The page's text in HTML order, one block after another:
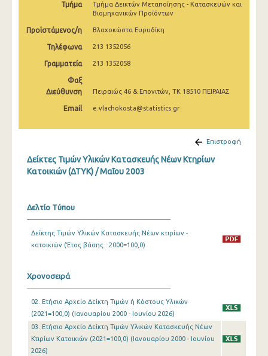
Ιουλίου 2025
Ιουνίου 2025
Απριλίου 2025
Μαρτίου 2025
Δεκεμβρίου 2024
Οκτωβρίου 2024
Αυγούστου 2024
Ιουνίου 2024
Μαΐου 2024
Τμήμα
Τμήμα Δεικτών Μεταποίησης - Κατασκευών και
Βιομηχανικών Προϊόντων
Προϊστάμενος/η Βλαχοκώστα Ευρυδίκη
Τηλέφωνα 213 1352056
Γραμματεία 213 1352058
Φαξ
Διεύθυνση
Πειραιώς 46 & Επονιτών, ΤΚ 18510 ΠΕΙΡΑΙΑΣ
Email e.vlachokosta@statistics.gr
Επιστροφή
Δείκτες Τιμών Υλικών Κατασκευής Νέων Κτηρίων
Κατοικιών (ΔΤΥΚ) / Μαΐου 2003
Δελτίο Τύπου
Δείκτης Τιμών Υλικών Κατασκευής Νέων κτιρίων -
κατοικιών (Έτος βάσης : 2000=100,0)
Χρονοσειρά
02. Ετήσιο Αρχείο Δείκτη Τιμών ή Κόστους Υλικών
(2021=100,0) (Ιανουαρίου 2000 - Ιουνίου 2026)
03. Ετήσιο Αρχείο Δείκτη Τιμών Υλικών Κατασκευής Νέων
Κτιρίων Κατοικιών (2021=100,0) (Ιανουαρίου 2000 - Ιουνίου
2026)